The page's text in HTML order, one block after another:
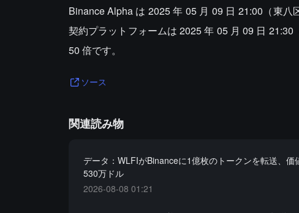
Binance Alpha は 2025 年 05 月 09 日 21:00（東
契約プラットフォームは 2025 年 05 月 09 日
50 倍です。
ソース
関連読み物
データ：WLFIがBinanceに1億枚のトークンを転送、価
530万ドル
2026-08-08 01:21